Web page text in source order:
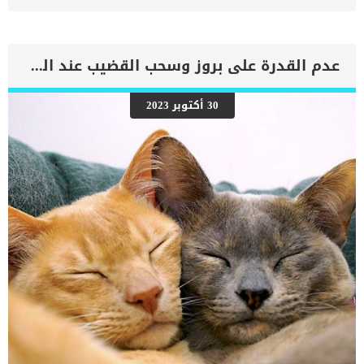
الكلاب الأكثر شعبية منذ الخمسينيات. كل انواع هذا الكلب تتميز بشخصية
لطيفة وودودة ومحبة، لذا احبه الناس كثيراً واسر قلوب الكثير، وخاصة
الشعب الألماني. وبسبب الشخصية المحبة واللطيفة والمرحة التي تميز بها
وشكله المميز، فقد اطلق عليه المربين عدة اسماء وألقاب مثل، الكلب
وينر، هوت دوج ، كلب السجق ، دوكسي ، داكل، وكلب داشهند. شكل
كلاب داشهند الألمانية ومواصفاته الجسديه كلب داشهند ينقسم لثلاث
انواع طبقا لشكل وطول الشعر بمجرد أن تنظر إلى كلب داشهند،
فسترتسم على وجهك ابتسامة، عندما تراه يحمل بفخر جسده الطويل
العضلي على أرجل قصيرة،و رأسه الممدود المرفوع بكل ثقة واعتزاز. بسبب
مظهره الهزلي تقريبًا، لطالما […]
عدم القدرة على بروز وسحب القضيب عند القطط “الشبم”
30 أكتوبر 2023